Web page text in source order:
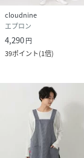
cloudnine
エプロン
4,290円
39ポイント(1倍)